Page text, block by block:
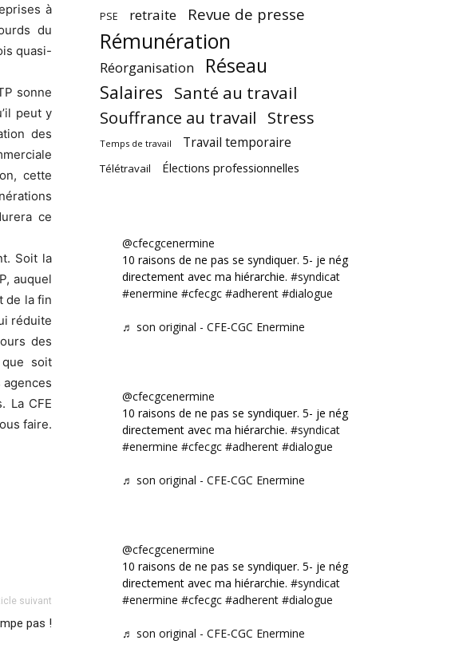
à
du
quasi-
sonne
peut y
des
cette
ce
Soit la
auquel
de la fin
réduite
des
soit
La CFE
faire.
suivant
pas !
PSE retraite Revue de presse
Rémunération
Réorganisation Réseau
Salaires Santé au travail
Souffrance au travail Stress
Temps de travail Travail temporaire
Télétravail Élections professionnelles
@cfecgcenermine
10 raisons de ne pas se syndiquer. 5- je négocie
directement avec ma hiérarchie. #syndicat
#enermine #cfecgc #adherent #dialogue
♬ son original - CFE-CGC Enermine
@cfecgcenermine
10 raisons de ne pas se syndiquer. 5- je négocie
directement avec ma hiérarchie. #syndicat
#enermine #cfecgc #adherent #dialogue
♬ son original - CFE-CGC Enermine
@cfecgcenermine
10 raisons de ne pas se syndiquer. 5- je négocie
directement avec ma hiérarchie. #syndicat
#enermine #cfecgc #adherent #dialogue
♬ son original - CFE-CGC Enermine